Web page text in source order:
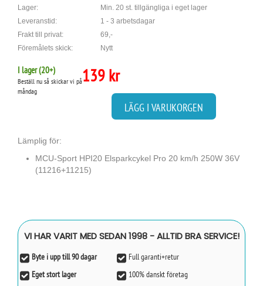
Lager:
Min. 20 st. tillgängliga i eget lager
Leveranstid:
1 - 3 arbetsdagar
Frakt till privat:
69,-
Föremålets skick:
Nytt
I lager (20+)
Beställ nu så skickar vi på
måndag
139 kr
LÄGG I VARUKORGEN
Lämplig för:
MCU-Sport HPI20 Elsparkcykel Pro 20 km/h 250W 36V
(11216+11215)
VI HAR VARIT MED SEDAN 1998 - ALLTID BRA SERVICE!
Byte i upp till 90 dagar
Full garanti+retur
Eget stort lager
100% danskt företag